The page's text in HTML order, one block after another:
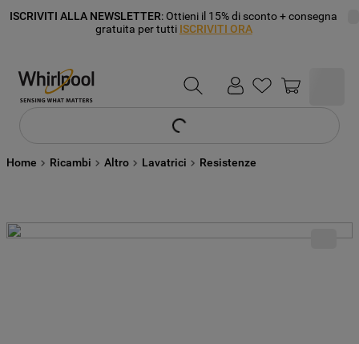
ISCRIVITI ALLA NEWSLETTER: Ottieni il 15% di sconto + consegna
gratuita per tutti ISCRIVITI ORA
Home Ricambi Altro Lavatrici Resistenze